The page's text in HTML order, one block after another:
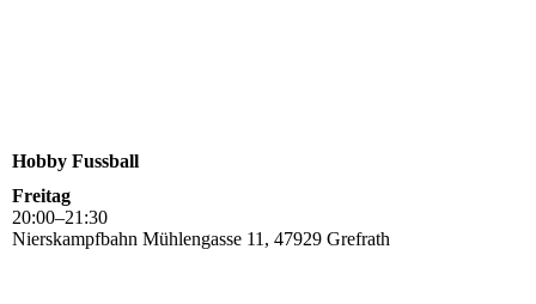
Hobby Fussball
Freitag
20:00–21 :30
Nierskampfbahn Mühlengasse 11, 47929 Grefrath